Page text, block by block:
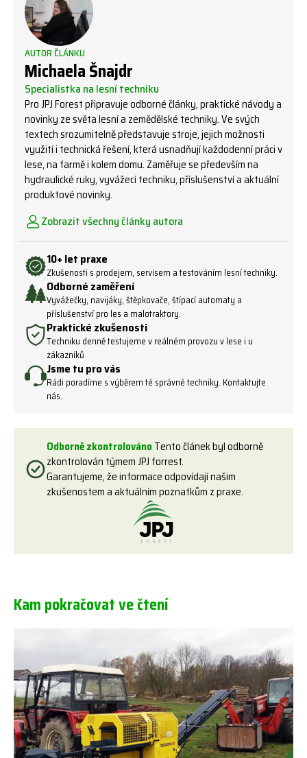
AUTOR ČLÁNKU
Michaela Šnajdr
Specialistka na lesní techniku
Pro JPJ Forest připravuje odborné články, praktické návody a
novinky ze světa lesní a zemědělské techniky. Ve svých
textech srozumitelně představuje stroje, jejich možnosti
využití i technická řešení, která usnadňují každodenní práci v
lese, na farmě i kolem domu. Zaměřuje se především na
hydraulické ruky, vyvážecí techniku, příslušenství a aktuální
produktové novinky.
Zobrazit všechny články autora
10+ let praxe
Zkušenosti s prodejem, servisem a testováním lesní techniky.
Odborné zaměření
Vyvážečky, navijáky, štěpkovače, štípací automaty a
příslušenství pro les a malotraktory.
Praktické zkušenosti
Techniku denně testujeme v reálném provozu v lese i u
zákazníků
Jsme tu pro vás
Rádi poradíme s výběrem té správné techniky. Kontaktujte
nás.
Odborně zkontrolovánoTento článek byl odborně
zkontrolován týmem JPJ forrest.
Garantujeme, že informace odpovídají našim
zkušenostem a aktuálním poznatkům z praxe.
Kam pokračovat ve čtení